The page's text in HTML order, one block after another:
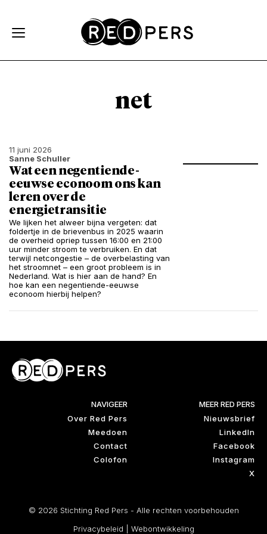
net
11 juni 2026
Sanne Schuller
Wat een negentiende-
eeuwse econoom ons kan
leren over de
energietransitie
We lijken het alweer bijna vergeten: dat
foldertje in de brievenbus in 2025 waarin
de overheid opriep tussen 16:00 en 21:00
uur minder stroom te verbruiken. En dat
terwijl netcongestie – de overbelasting van
het stroomnet – een groot probleem is in
Nederland. Wat is hier aan de hand? En
hoe kan een negentiende-eeuwse
econoom hierbij helpen?
NAVIGEER
Over Red Pers
Meedoen
Contact
Colofon
MEER RED PERS
Nieuwsbrief
LinkedIn
Facebook
Instagram
X
© 2026 Stichting Red Pers - Alle rechten voorbehouden
Privacybeleid
Webontwikkeling